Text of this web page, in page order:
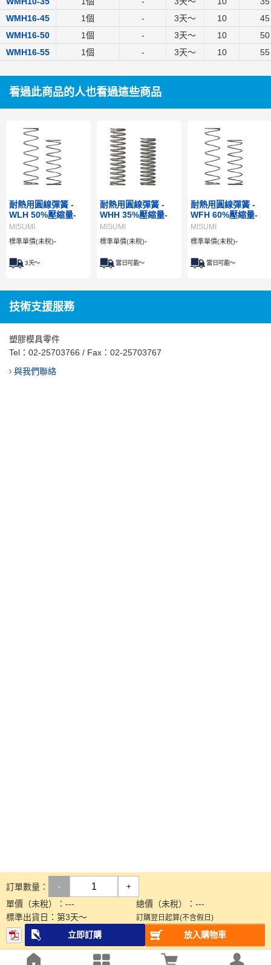
WMH16-45
1個 - 3天～ 10
45
WMH16-50
1個 - 3天～ 10
50
WMH16-55
1個 - 3天～ 10 55
看過此商品的人也看過這些商品
耐熱用圓線彈簧 -
WLH 50%壓縮量-
MISUMI
標準單價(未稅)-
3天～
耐熱用圓線彈簧 -
WHH 35%壓縮量-
MISUMI
標準單價(未稅)-
當日可能～
耐熱用圓線彈簧 -
WFH 60%壓縮量-
MISUMI
標準單價(未稅)-
當日可能～
技術支援服務
塑膠模具零件
Tel： 02-25703766 / Fax：02-25703767
與我們聯絡
訂單數量： - +
單價（未稅）： --- 總價（未稅）： ---
標準出貨日： 第3天～ 訂購翌日起算(不含假日)
立即訂購 放入購物車